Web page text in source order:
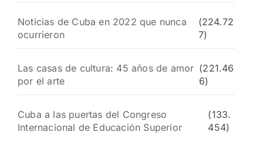
Noticias de Cuba en 2022 que nunca
ocurrieron
(224.72
7)
Las casas de cultura: 45 años de amor
por el arte
(221.46
6)
Cuba a las puertas del Congreso
Internacional de Educación Superior
(133.
454)